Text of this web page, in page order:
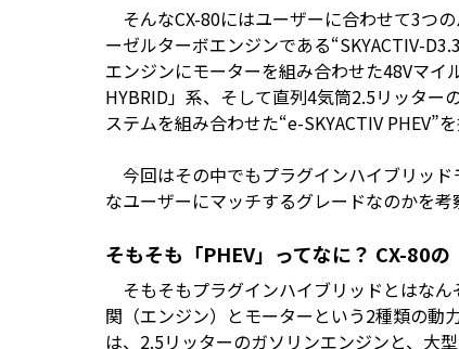
そんなCX-80にはユーザーに合わせて3つ
ーゼルターボエンジンである“SKYACTIV-
エンジンにモーターを組み合わせた48Vマイ
HYBRID」系、そして直列4気筒2.5リッタ
ステムを組み合わせた“e-SKYACTIV PHEV”
今回はその中でもプラグインハイブリッ
なユーザーにマッチするグレードなのかを考
そもそも「PHEV」ってなに？ CX-80
そもそもプラグインハイブリッドとはな
関（エンジン）とモーターという2種類の動
は、2.5リッターのガソリンエンジンと、大